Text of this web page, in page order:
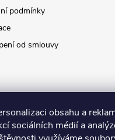
obsahu a
sociálních médií a
podmínky
od smlouvy